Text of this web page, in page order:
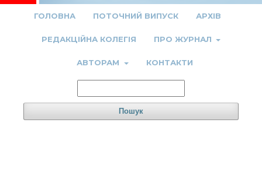
ГОЛОВНА ПОТОЧНИЙ ВИПУСК АРХІВ
РЕДАКЦІЙНА КОЛЕГІЯ ПРО ЖУРНАЛ
АВТОРАМ КОНТАКТИ
Пошук